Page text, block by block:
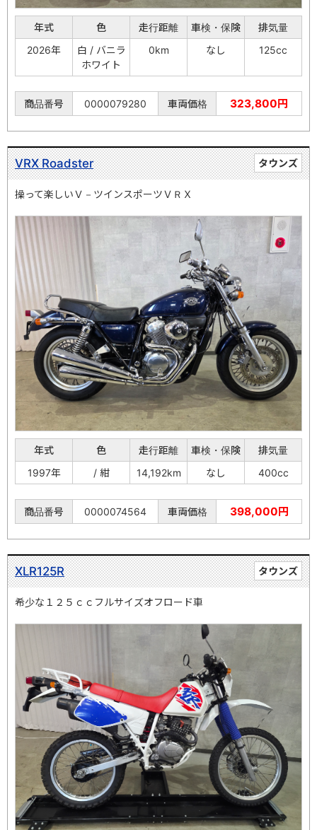
年式 色 走行距離 車検・保険
排気量
2026年
白 / バニラ
ホワイト
0km なし 125cc
商品番号 0000079280 車両価格 323,800円
タウンズ
VRX Roadster
操って楽しいＶ－ツインスポーツＶＲＸ
年式 色 走行距離 車検・保険
排気量
1997年
/ 紺 14,192km なし 400cc
商品番号 0000074564 車両価格 398,000円
タウンズ
XLR125R
希少な１２５ｃｃフルサイズオフロード車